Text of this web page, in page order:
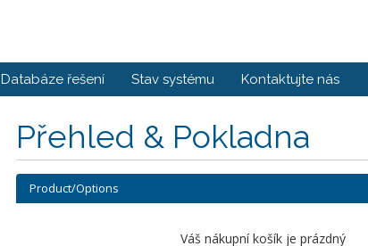
Databáze řešení Stav systému Kontaktujte nás
Přehled & Pokladna
Product/Options
Váš nákupní košík je prázdný